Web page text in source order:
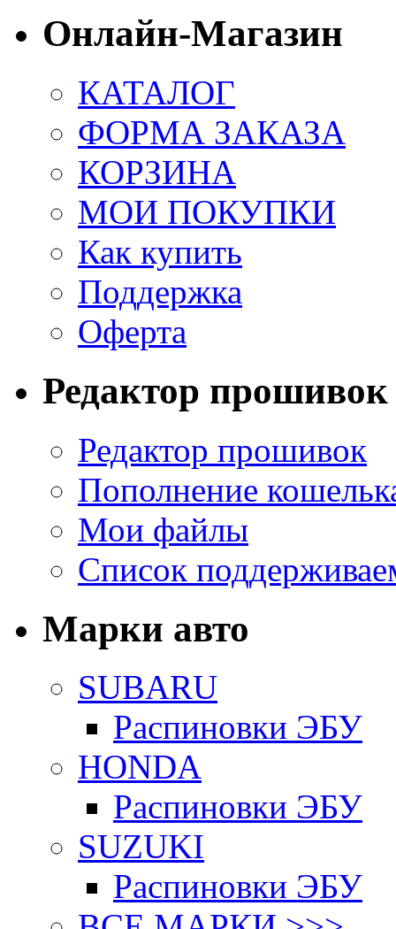
Онлайн-Магазин
КАТАЛОГ
ФОРМА ЗАКАЗА
КОРЗИНА
МОИ ПОКУПКИ
Как купить
Поддержка
Оферта
Редактор прошивок
Редактор прошивок
Пополнение
Мои файлы
Список
Марки авто
SUBARU
Распиновки ЭБУ
HONDA
Распиновки ЭБУ
SUZUKI
Распиновки ЭБУ